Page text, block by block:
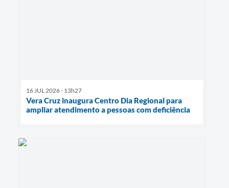
16 JUL 2026 - 13h27
Vera Cruz inaugura Centro Dia Regional para
ampliar atendimento a pessoas com deficiência